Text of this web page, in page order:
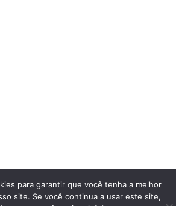
para garantir que você tenha a melhor
site. Se você continua a usar este site,